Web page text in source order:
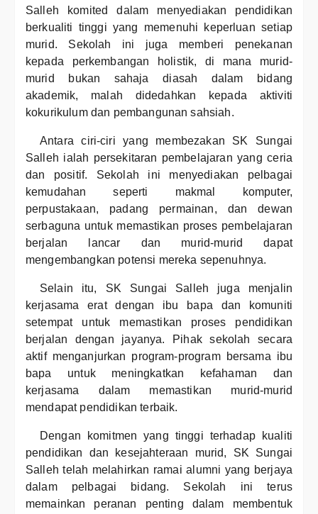
Salleh komited dalam menyediakan pendidikan
berkualiti tinggi yang memenuhi keperluan setiap
murid. Sekolah ini juga memberi penekanan
kepada perkembangan holistik, di mana murid-
murid bukan sahaja diasah dalam bidang
akademik, malah didedahkan kepada aktiviti
kokurikulum dan pembangunan sahsiah.
Antara ciri-ciri yang membezakan SK Sungai
Salleh ialah persekitaran pembelajaran yang ceria
dan positif. Sekolah ini menyediakan pelbagai
kemudahan seperti makmal komputer,
perpustakaan, padang permainan, dan dewan
serbaguna untuk memastikan proses pembelajaran
berjalan lancar dan murid-murid dapat
mengembangkan potensi mereka sepenuhnya.
Selain itu, SK Sungai Salleh juga menjalin
kerjasama erat dengan ibu bapa dan komuniti
setempat untuk memastikan proses pendidikan
berjalan dengan jayanya. Pihak sekolah secara
aktif menganjurkan program-program bersama ibu
bapa untuk meningkatkan kefahaman dan
kerjasama dalam memastikan murid-murid
mendapat pendidikan terbaik.
Dengan komitmen yang tinggi terhadap kualiti
pendidikan dan kesejahteraan murid, SK Sungai
Salleh telah melahirkan ramai alumni yang berjaya
dalam pelbagai bidang. Sekolah ini terus
memainkan peranan penting dalam membentuk